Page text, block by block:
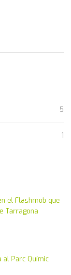
5
1
el Flashmob que
Tarragona
al Parc Químic